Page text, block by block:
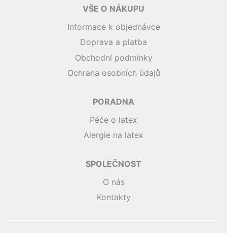
VŠE O NÁKUPU
Informace k objednávce
Doprava a platba
Obchodní podmínky
Ochrana osobních údajů
PORADNA
Péče o latex
Alergie na latex
SPOLEČNOST
O nás
Kontakty